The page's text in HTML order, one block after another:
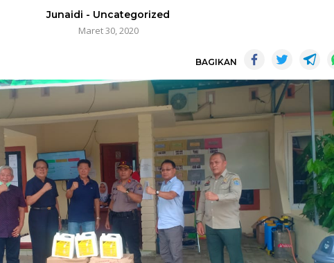
Junaidi - Uncategorized
Maret 30, 2020
BAGIKAN